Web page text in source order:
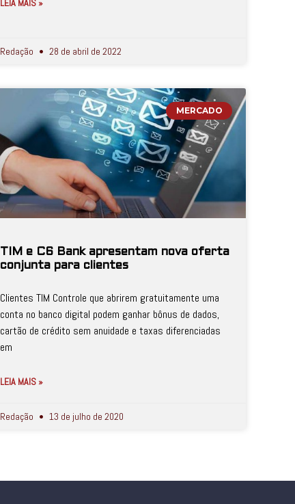
LEIA MAIS »
Redação 28 de abril de 2022
MERCADO
TIM e C6 Bank apresentam nova oferta
conjunta para clientes
Clientes TIM Controle que abrirem gratuitamente uma
conta no banco digital podem ganhar bônus de dados,
cartão de crédito sem anuidade e taxas diferenciadas
em
LEIA MAIS »
Redação 13 de julho de 2020